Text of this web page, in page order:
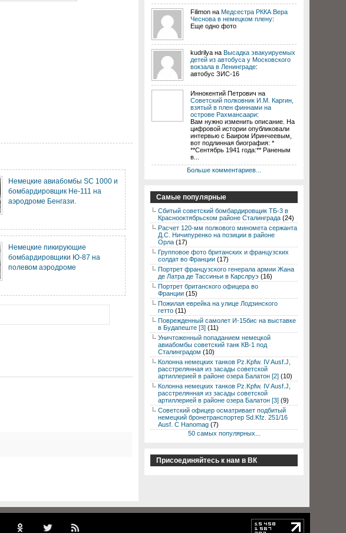
Немецкие авиабомбы SC 1000 и
бомбардировщик He-111 на
аэродроме Бенгази.
Немецкие пикирующие
бомбардировщики Ю-87 на
полевом аэродроме
Filimon на Медсестра РККА Вера
Чеснова в немецком плену:
Еще одно фото
kudrilya на Высадка эвакуируемых
детей из автобуса у Московского
вокзала в Ленинграде:
автобус ЗИС-16
Иннокентий Петрович на
Советский полковник И.М. Каргин,
взятый в плен финнами на
острове Рахмансаари:
Вам нужно изменить описание. На
цифровой истории опубликовали
интервью с Баиром Иринчеевым,
вот подлинная биография: *
**Сентябрь 1941 года:** Раненым
в...
Больше комментариев...
Самые популярные
Сбитый советский бомбардировщик ТБ-3 в
Краснооктябрьском районе Сталинграда (24)
Расчет 120-мм полкового миномета сержанта
Д.С. Ничипуренко на позиции в районе
Орла (17)
Групповое фото британских и французских
солдат во Франции (17)
Портрет французского генерала армии Жана
де Латра де Тассиньи в Карслруэ (16)
Портрет британского офицера во
Франции (15)
Пожилая еврейка на улице Лодзинского
гетто (11)
Поврежденный самолет И-15бис на выставке
в Будапеште [3] (11)
Уничтоженный попаданием немецкой
авиабомбы советский танк КВ-1 под
Сталинградом (10)
Колонна немецких танков Pz.Kpfw. IV Ausf.J,
расстрелянная из засады советской
артиллерией в районе озера Балатон [2] (10)
Колонна немецких танков Pz.Kpfw. IV Ausf.J,
расстрелянная из засады советской
артиллерией в районе озера Балатон [3] (9)
Советский офицер осматривает подбитый
немецкий бронетранспортер Sd.Kfz. 251/16
Ausf. C Hanomag (7)
50 самых популярных...
Присоединяйтесь к нам в ВК